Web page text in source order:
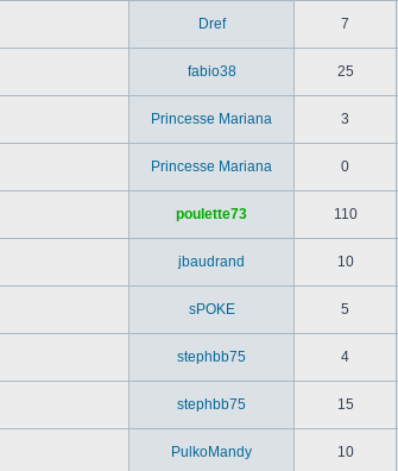
Dref 7
fabio38 25
Princesse Mariana 3
Princesse Mariana 0
poulette73 110
jbaudrand 10
sPOKE 5
stephbb75 4
stephbb75 15
PulkoMandy 10